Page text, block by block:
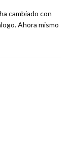
cambiado con
Ahora mismo